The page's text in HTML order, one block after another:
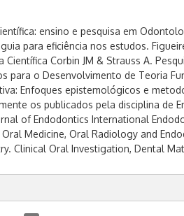
ensino e pesquisa em
para eficiência nos estudos.
Corbin JM & Strauss A.
para o Desenvolvimento de Teoria
Enfoques epistemológicos e
os publicados pela disciplina de
of Endodontics International
Medicine, Oral Radiology and
Clinical Oral Investigation, Dental